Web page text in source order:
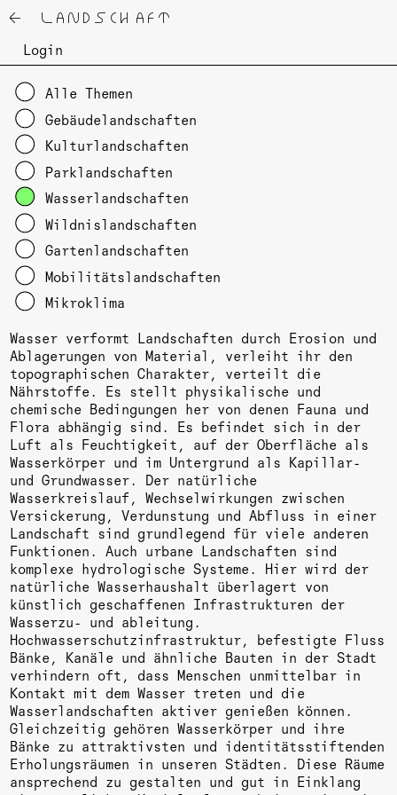
← LANDSCHAFT
Login
Alle Themen
Gebäudelandschaften
Kulturlandschaften
Parklandschaften
Wasserlandschaften
Wildnislandschaften
Gartenlandschaften
Mobilitätslandschaften
Mikroklima
Wasser verformt Landschaften durch Erosion und
Ablagerungen von Material, verleiht ihr den
topographischen Charakter, verteilt die
Nährstoffe. Es stellt physikalische und
chemische Bedingungen her von denen Fauna und
Flora abhängig sind. Es befindet sich in der
Luft als Feuchtigkeit, auf der Oberfläche als
Wasserkörper und im Untergrund als Kapillar-
und Grundwasser. Der natürliche
Wasserkreislauf, Wechselwirkungen zwischen
Versickerung, Verdunstung und Abfluss in einer
Landschaft sind grundlegend für viele anderen
Funktionen. Auch urbane Landschaften sind
komplexe hydrologische Systeme. Hier wird der
natürliche Wasserhaushalt überlagert von
künstlich geschaffenen Infrastrukturen der
Wasserzu- und ableitung.
Hochwasserschutzinfrastruktur, befestigte Fluss
Bänke, Kanäle und ähnliche Bauten in der Stadt
verhindern oft, dass Menschen unmittelbar in
Kontakt mit dem Wasser treten und die
Wasserlandschaften aktiver genießen können.
Gleichzeitig gehören Wasserkörper und ihre
Bänke zu attraktivsten und identitätsstiftenden
Erholungsräumen in unseren Städten. Diese Räume
ansprechend zu gestalten und gut in Einklang